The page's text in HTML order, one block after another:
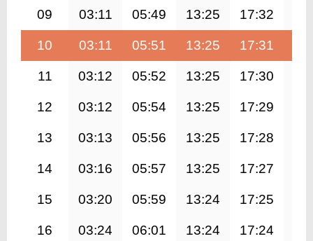
09 03:11 05:49 13:25 17:32
10 03:11 05:51 13:25 17:31
11 03:12 05:52 13:25 17:30
12 03:12 05:54 13:25 17:29
13 03:13 05:56 13:25 17:28
14 03:16 05:57 13:25 17:27
15 03:20 05:59 13:24 17:25
16 03:24 06:01 13:24 17:24